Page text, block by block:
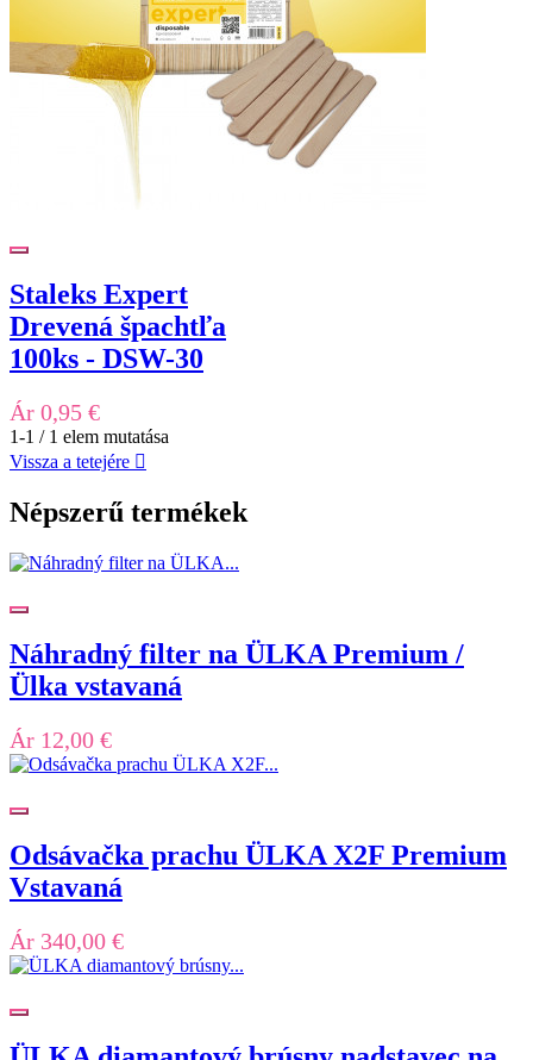
Staleks Expert
Drevená špachtľa
100ks - DSW-30
Ár 0,95 €
1-1 / 1 elem mutatása
Vissza a tetejére 
Népszerű termékek
Náhradný filter na ÜLKA Premium /
Ülka vstavaná
Ár 12,00 €
Odsávačka prachu ÜLKA X2F Premium
Vstavaná
Ár 340,00 €